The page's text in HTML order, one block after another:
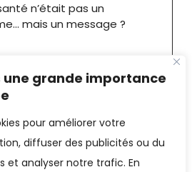
une grande importance
pour améliorer votre
diffuser des publicités ou du
et analyser notre trafic. En
n’était pas un
mais un message ?
Bride-Bonnot